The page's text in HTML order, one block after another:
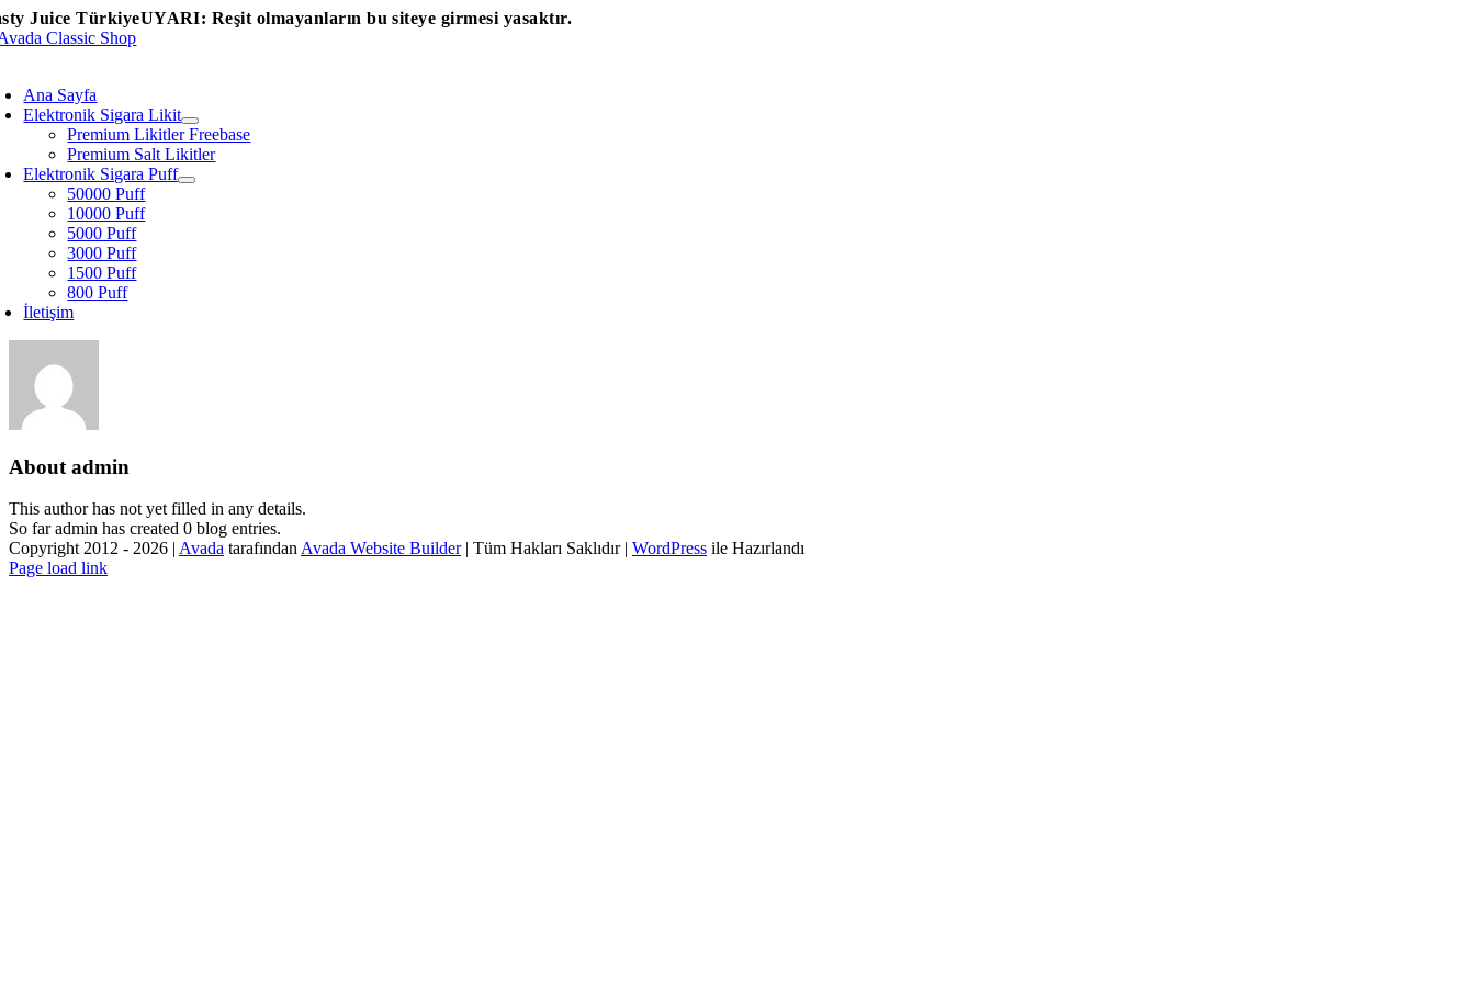
Skip
to
Juice TürkiyeUYARI: Reşit olmayanların bu siteye girmesi yasaktır.
Ana Sayfa
Elektronik Sigara Likit
Premium Likitler Freebase
Premium Salt Likitler
Elektronik Sigara Puff
50000 Puff
10000 Puff
5000 Puff
3000 Puff
1500 Puff
800 Puff
İletişim
About admin
This author has not yet filled in any details.
So far admin has created 0 blog entries.
Copyright 2012 - 2026 | Avada tarafındanAvada Website Builder| Tüm Hakları Saklıdır | WordPress ile Hazırlandı
Facebook
X
Instagram
Pinterest
Page load link